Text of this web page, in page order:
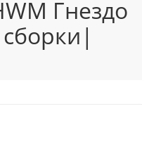
Гнездо